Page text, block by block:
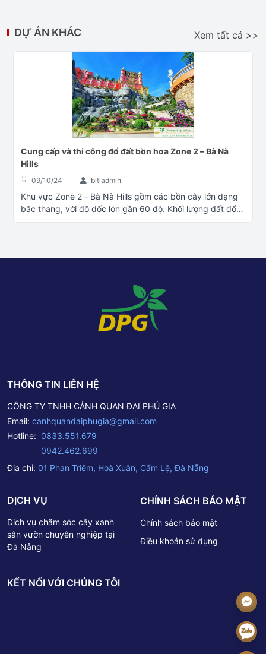
DỰ ÁN KHÁC Xem tất cả >>
Cung cấp và thi công đổ đất bồn hoa Zone 2 – Bà Nà
Hills
09/10/24 bitiadmin
Khu vực Zone 2 - Bà Nà Hills gồm các bồn cây lớn dạng
bậc thang, với độ dốc lớn gần 60 độ. Khối lượng đất đổ
bồn hoa gần 2000m3. Thời gian thi công 30 ngày, hoàn
nhựa thoát nước Thi công phủ lớp vải địa kỹ thuật Đổ đất
xanh công trình tại Cảnh Quan Đại Phú GiaĐể giúp quý
khách hàng có thêm nhiều lựa chọn trong việc mua hàng
và thanh toán, quý khách có thể chọn 1 trong 4 cách sau:
Đặt hàng online tại website: daiphugia.net Tư vấn thêm
về cây Xanh Trang Trí: Fanpage Cây Cảnh Đại Phú Gia
Đến trực tiếp cửa hàng tại: Số 1 Phan Triêm – P. Hòa
email: canhquandaiphugia@gmail.com– – – – – – – –Thông
1 Phan Triêm – P. Hòa Xuân – Q. Cẩm Lệ – TP. Đà
Nẵng.Hotline: 0833 551 679 - 0942 462 699Email:
canhquandaiphugia@gmail.com
THÔNG TIN LIÊN HỆ
CÔNG TY TNHH CẢNH QUAN ĐẠI PHÚ GIA
Email: canhquandaiphugia@gmail.com
Hotline: 0833.551.679
0942.462.699
Địa chỉ: 01 Phan Triêm, Hoà Xuân, Cẩm Lệ, Đà Nẵng
DỊCH VỤ
Dịch vụ chăm sóc cây xanh
sân vườn chuyên nghiệp tại
Đà Nẵng
CHÍNH SÁCH BẢO MẬT
Chính sách bảo mật
Điều khoản sử dụng
KẾT NỐI VỚI CHÚNG TÔI